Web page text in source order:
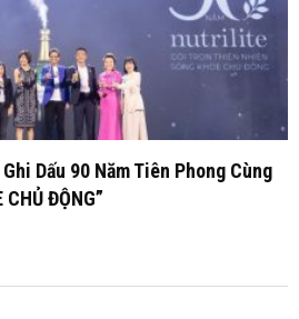
Dấu 90 Năm Tiên Phong Cùng
CHỦ ĐỘNG”